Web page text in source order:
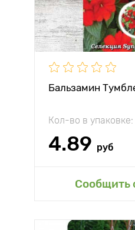
Бальзамин
Кол-во в упаковке:
4.89 руб
Сообщить